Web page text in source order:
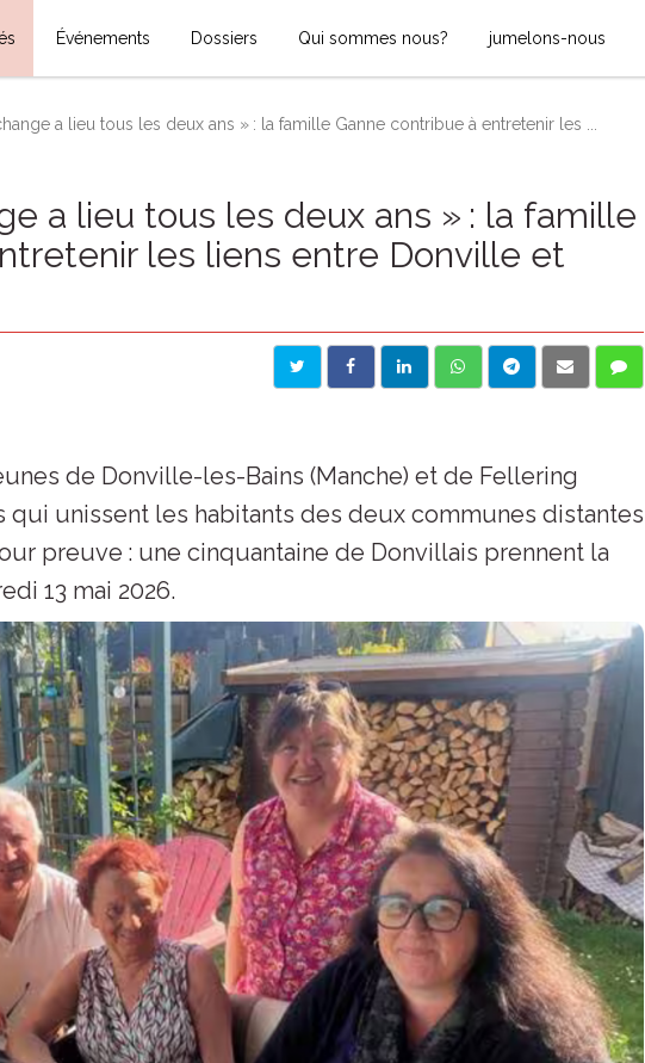
Événements Dossiers Qui sommes nous? jumelons-nous
a lieu tous les deux ans » : la famille Ganne contribue à entretenir les ...
a lieu tous les deux ans » : la famille
les liens entre Donville et
de Donville-les-Bains (Manche) et de Fellering
qui unissent les habitants des deux communes distantes
preuve : une cinquantaine de Donvillais prennent la
13 mai 2026.